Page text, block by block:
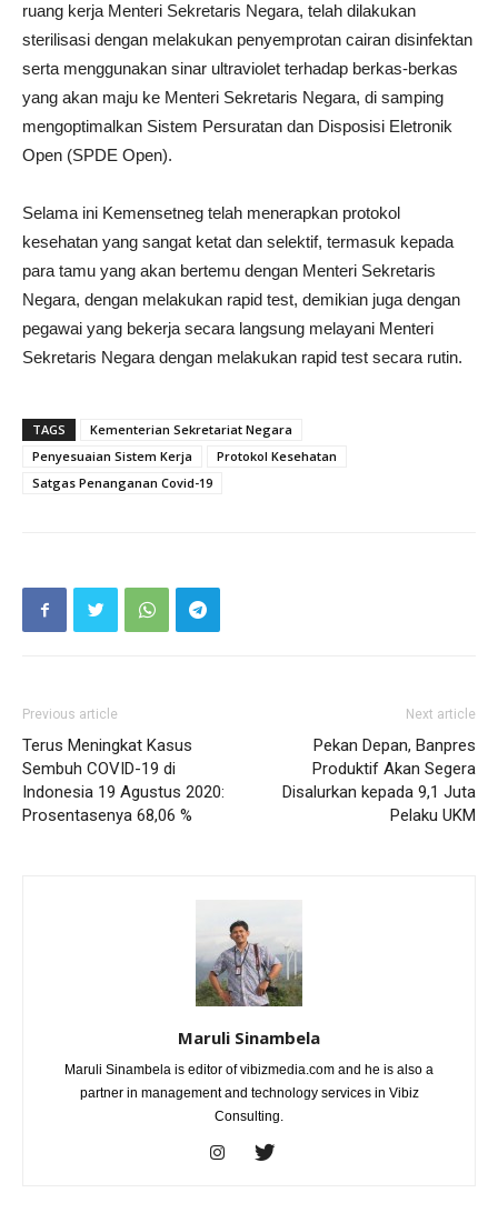
ruang kerja Menteri Sekretaris Negara, telah dilakukan
sterilisasi dengan melakukan penyemprotan cairan disinfektan
serta menggunakan sinar ultraviolet terhadap berkas-berkas
yang akan maju ke Menteri Sekretaris Negara, di samping
mengoptimalkan Sistem Persuratan dan Disposisi Eletronik
Open (SPDE Open).
Selama ini Kemensetneg telah menerapkan protokol
kesehatan yang sangat ketat dan selektif, termasuk kepada
para tamu yang akan bertemu dengan Menteri Sekretaris
Negara, dengan melakukan rapid test, demikian juga dengan
pegawai yang bekerja secara langsung melayani Menteri
Sekretaris Negara dengan melakukan rapid test secara rutin.
TAGS
Kementerian Sekretariat Negara
Penyesuaian Sistem Kerja
Protokol Kesehatan
Satgas Penanganan Covid-19
Previous article
Terus Meningkat Kasus
Sembuh COVID-19 di
Indonesia 19 Agustus 2020:
Prosentasenya 68,06 %
Next article
Pekan Depan, Banpres
Produktif Akan Segera
Disalurkan kepada 9,1 Juta
Pelaku UKM
Maruli Sinambela
Maruli Sinambela is editor of vibizmedia.com and he is also a
partner in management and technology services in Vibiz
Consulting.